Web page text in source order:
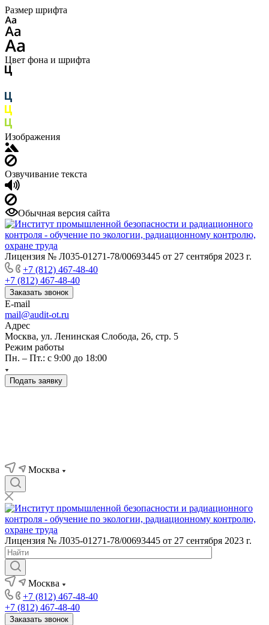
Размер шрифта
Цвет фона и шрифта
Изображения
Озвучивание текста
Обычная версия сайта
Лицензия № Л035-01271-78/00693445 от 27 сентября 2023 г.
+7 (812) 467-48-40
+7 (812) 467-48-40
Заказать звонок
E-mail
mail@audit-ot.ru
Адрес
Москва, ул. Ленинская Слобода, 26, стр. 5
Режим работы
Пн. – Пт.: с 9:00 до 18:00
Подать заявку
Москва
Лицензия № Л035-01271-78/00693445 от 27 сентября 2023 г.
Москва
+7 (812) 467-48-40
+7 (812) 467-48-40
Заказать звонок